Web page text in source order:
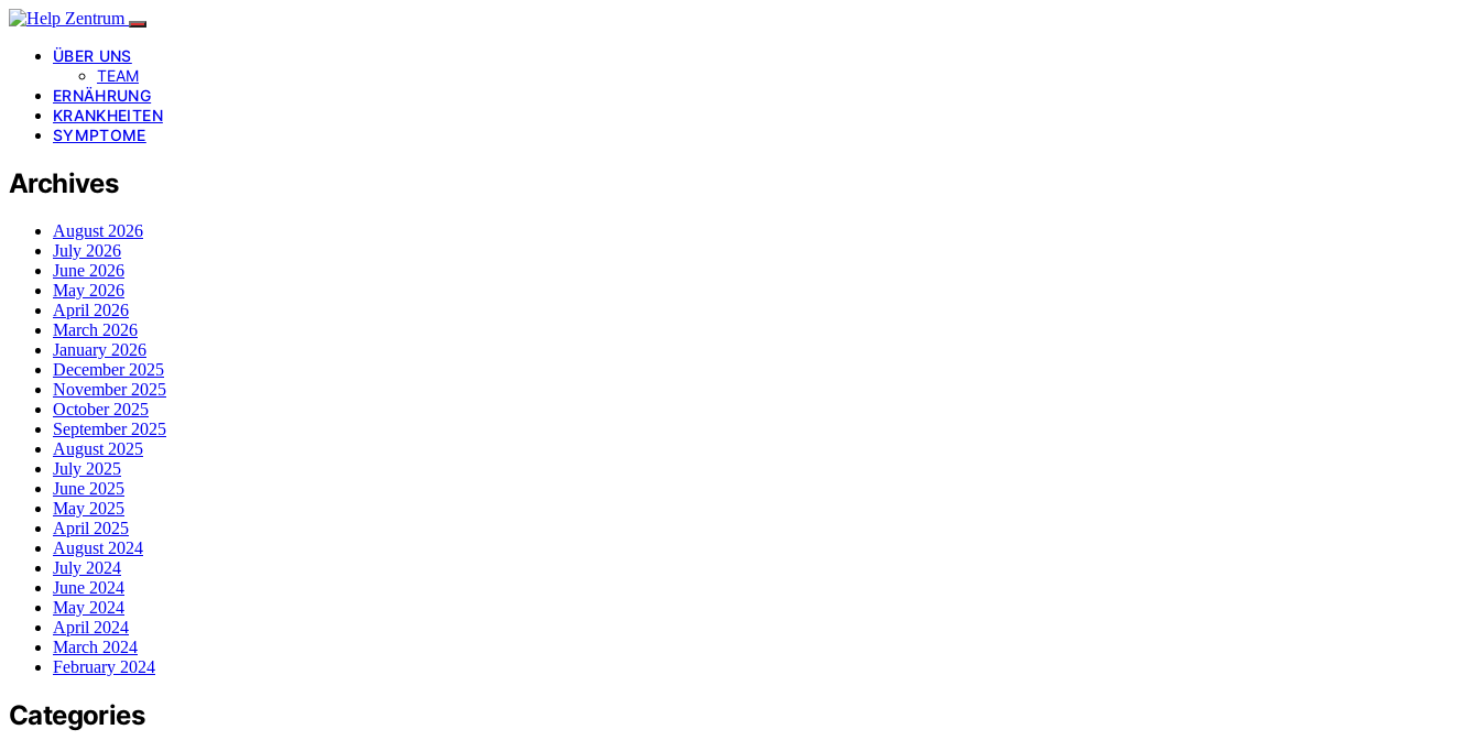
ÜBER UNS
TEAM
ERNÄHRUNG
KRANKHEITEN
SYMPTOME
Archives
August 2026
July 2026
June 2026
May 2026
April 2026
March 2026
January 2026
December 2025
November 2025
October 2025
September 2025
August 2025
July 2025
June 2025
May 2025
April 2025
August 2024
July 2024
June 2024
May 2024
April 2024
March 2024
February 2024
Categories